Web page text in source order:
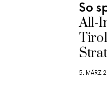
So
All-
5. MÄRZ